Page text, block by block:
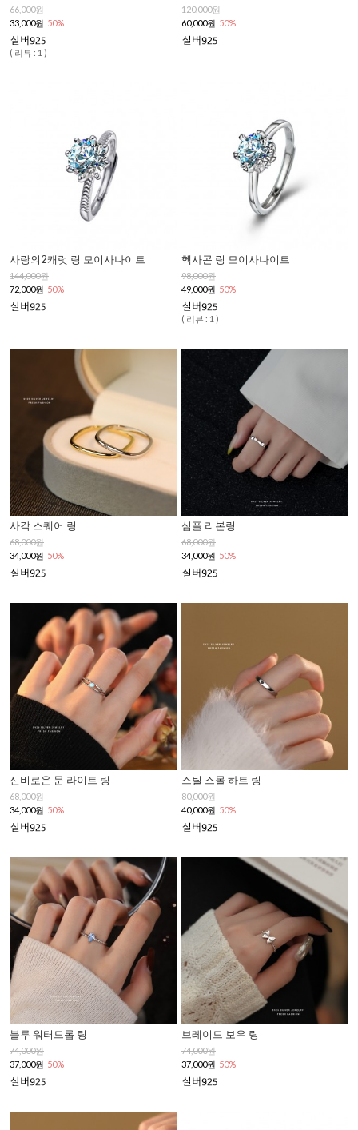
66,000원
33,000원 50%
( 리뷰 : 1 )
120,000원
60,000원 50%
사랑의2캐럿 링 모이사나이트
144,000원
72,000원 50%
헥사곤 링 모이사나이트
98,000원
49,000원 50%
( 리뷰 : 1 )
사각 스퀘어 링
68,000원
34,000원 50%
심플 리본링
68,000원
34,000원 50%
신비로운 문 라이트 링
68,000원
34,000원 50%
스틸 스몰 하트 링
80,000원
40,000원 50%
블루 워터드롭 링
74,000원
37,000원 50%
브레이드 보우 링
74,000원
37,000원 50%